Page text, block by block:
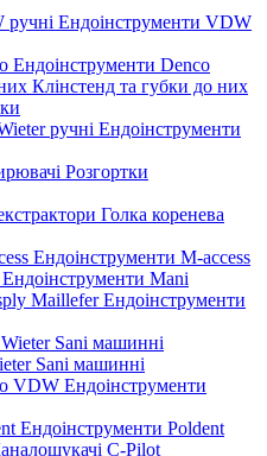
Ендоінструменти VDW
Ендоінструменти Denco
Клінстенд та губки до них
Ендоінструменти
Розгортки
Голка коренева
Ендоінструменти M-access
Ендоінструменти Mani
Ендоінструменти
Sani машинні
Ендоінструменти
Ендоінструменти Poldent
C-Pilot